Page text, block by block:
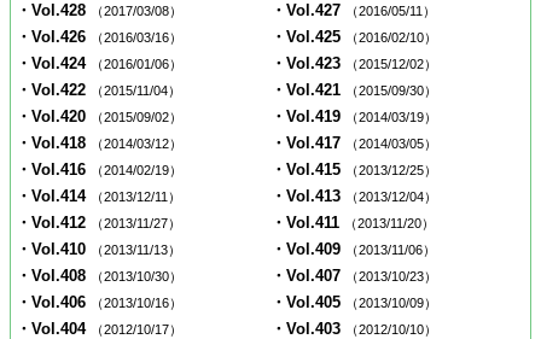
・Vol.428 （2017/03/08） ・Vol.427 （2016/05/11）
・Vol.426 （2016/03/16） ・Vol.425 （2016/02/10）
・Vol.424 （2016/01/06） ・Vol.423 （2015/12/02）
・Vol.422 （2015/11/04） ・Vol.421 （2015/09/30）
・Vol.420 （2015/09/02） ・Vol.419 （2014/03/19）
・Vol.418 （2014/03/12） ・Vol.417 （2014/03/05）
・Vol.416 （2014/02/19） ・Vol.415 （2013/12/25）
・Vol.414 （2013/12/11） ・Vol.413 （2013/12/04）
・Vol.412 （2013/11/27） ・Vol.411 （2013/11/20）
・Vol.410 （2013/11/13） ・Vol.409 （2013/11/06）
・Vol.408 （2013/10/30） ・Vol.407 （2013/10/23）
・Vol.406 （2013/10/16） ・Vol.405 （2013/10/09）
・Vol.404 （2012/10/17） ・Vol.403 （2012/10/10）